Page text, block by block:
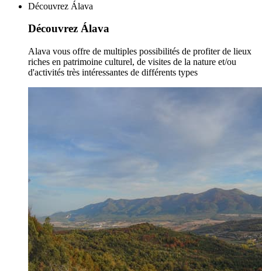
Découvrez Álava
Découvrez Álava
Alava vous offre de multiples possibilités de profiter de lieux
riches en patrimoine culturel, de visites de la nature et/ou
d'activités très intéressantes de différents types